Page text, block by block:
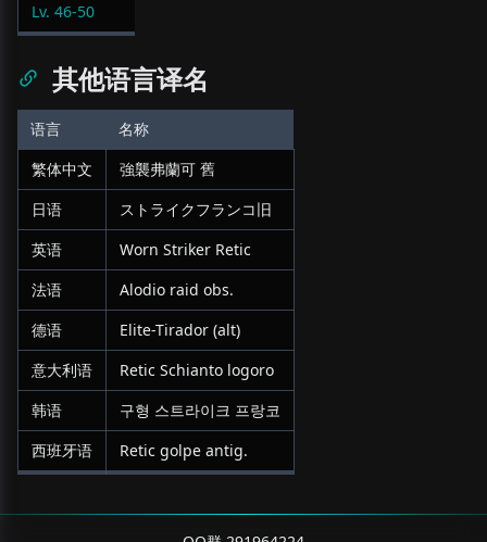
Lv. 46-50
其他语言译名
语言
名称
繁体中文
強襲弗蘭可 舊
日语
ストライクフランコ旧
英语
Worn Striker Retic
法语
Alodio raid obs.
德语
Elite-Tirador (alt)
意大利语
Retic Schianto logoro
韩语
구형 스트라이크 프랑코
西班牙语
Retic golpe antig.